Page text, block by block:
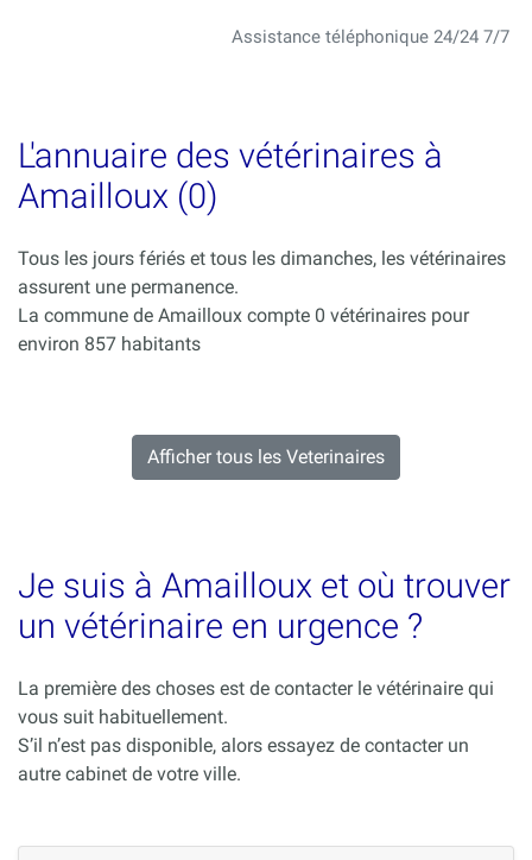
Assistance téléphonique 24/24 7/7
L'annuaire des vétérinaires à
Amailloux (0)
Tous les jours fériés et tous les dimanches, les vétérinaires
assurent une permanence.
La commune de Amailloux compte 0 vétérinaires pour
environ 857 habitants
Afficher tous les Veterinaires
Je suis à Amailloux et où trouver
un vétérinaire en urgence ?
La première des choses est de contacter le vétérinaire qui
vous suit habituellement.
S’il n’est pas disponible, alors essayez de contacter un
autre cabinet de votre ville.